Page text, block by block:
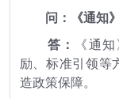
问：《通知
答：
《通
励、标准引领等
造政策保障。